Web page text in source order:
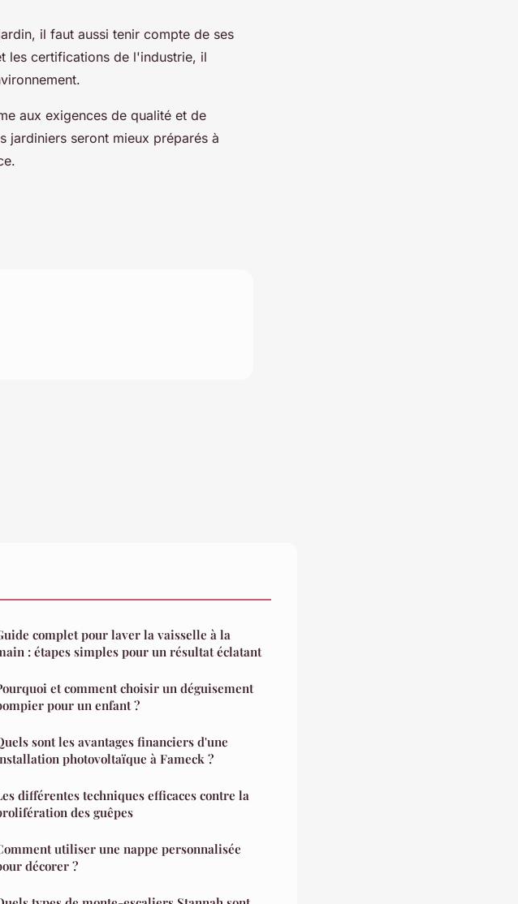
il faut aussi tenir compte de ses
les certifications de l'industrie, il
aux exigences de qualité et de
jardiniers seront mieux préparés à
complet pour laver la vaisselle à la
: étapes simples pour un résultat éclatant
et comment choisir un déguisement
pour un enfant ?
sont les avantages financiers d'une
photovoltaïque à Fameck ?
différentes techniques efficaces contre la
des guêpes
utiliser une nappe personnalisée
décorer ?